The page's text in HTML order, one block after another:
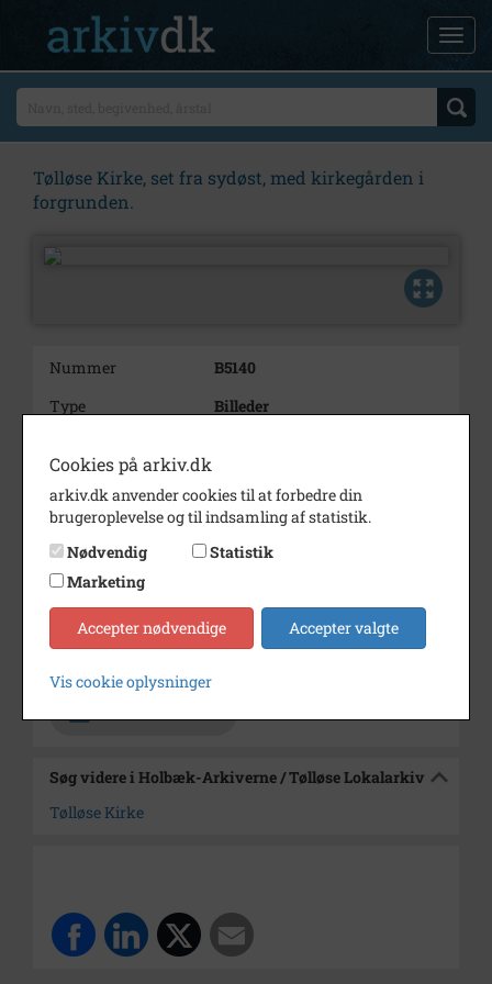
Tølløse Kirke, set fra sydøst, med kirkegården i
forgrunden.
Nummer
B5140
Type
Billeder
kirkegården i forgrunden.
Periode
1900 - 1950
Dateringsnote
udateret
Fotograf
Ukendt
Arkiv
Holbæk-Arkiverne / Tølløse
Søg videre i Holbæk-Arkiverne / Tølløse Lokalarkiv
Tølløse Kirke
Cookies på arkiv.dk
arkiv.dk anvender cookies til at forbedre din
brugeroplevelse og til indsamling af statistik.
Nødvendig
Statistik
Marketing
Accepter nødvendige Accepter valgte
Vis cookie oplysninger